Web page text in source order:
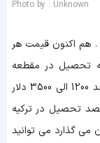
Photo by : Unknown
. هم اکنون قیمت هر
هزینه تحصیل در مقطعه
کارشناسی معادل 800 الی 6000 دلار ، کارشناسی ارشد 1200 الی 3500 دلار
است.چنانچه قصد تحصیل در ترکیه
می گذارد می توانید